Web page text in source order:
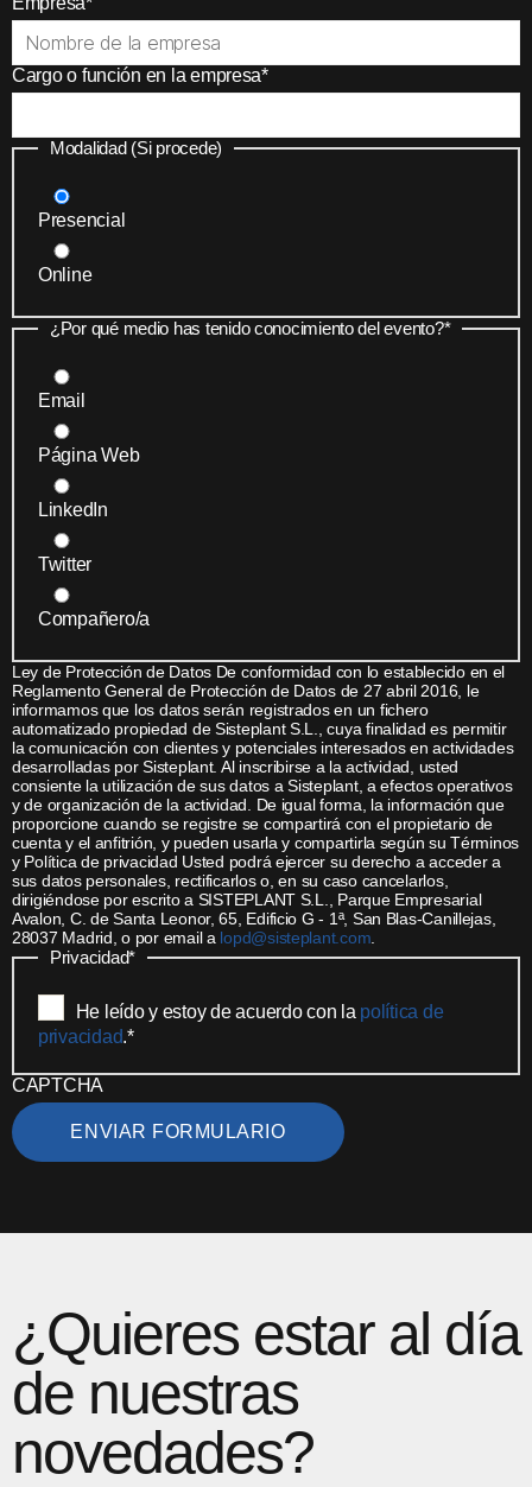
Cargo o función en la empresa*
Modalidad (Si procede)
Presencial
Online
¿Por qué medio has tenido conocimiento del evento?*
Email
Página Web
LinkedIn
Twitter
Compañero/a
Ley de Protección de Datos De conformidad con lo establecido en el
Reglamento General de Protección de Datos de 27 abril 2016, le
informamos que los datos serán registrados en un fichero
automatizado propiedad de Sisteplant S.L., cuya finalidad es permitir
la comunicación con clientes y potenciales interesados en actividades
desarrolladas por Sisteplant. Al inscribirse a la actividad, usted
consiente la utilización de sus datos a Sisteplant, a efectos operativos
y de organización de la actividad. De igual forma, la información que
proporcione cuando se registre se compartirá con el propietario de
cuenta y el anfitrión, y pueden usarla y compartirla según su Términos
y Política de privacidad Usted podrá ejercer su derecho a acceder a
sus datos personales, rectificarlos o, en su caso cancelarlos,
dirigiéndose por escrito a SISTEPLANT S.L., Parque Empresarial
Avalon, C. de Santa Leonor, 65, Edificio G - 1ª, San Blas-Canillejas,
28037 Madrid, o por email a lopd@sisteplant.com
Privacidad*
He leído y estoy de acuerdo con la política de
privacidad.*
CAPTCHA
¿Quieres estar al día
de nuestras
novedades?